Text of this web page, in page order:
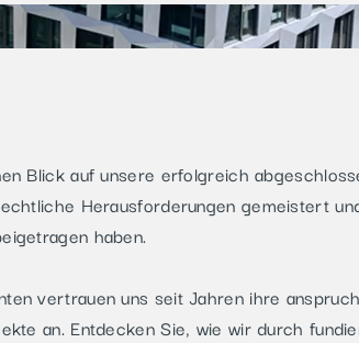
Blick auf unsere erfolgreich
Herausforderungen gemeistert
haben.
vertrauen uns seit Jahren ihre
an. Entdecken Sie, wie wir durch